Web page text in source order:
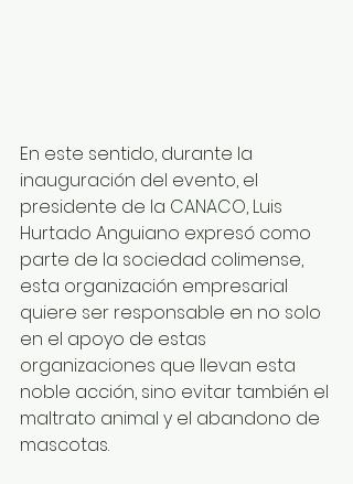
En este sentido, durante la
inauguración del evento, el
presidente de la CANACO, Luis
Hurtado Anguiano expresó como
parte de la sociedad colimense,
esta organización empresarial
quiere ser responsable en no solo
en el apoyo de estas
organizaciones que llevan esta
noble acción, sino evitar también el
maltrato animal y el abandono de
mascotas.